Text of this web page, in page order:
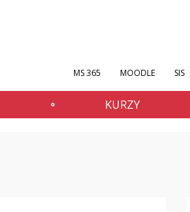
MS 365 MOODLE SIS
KURZY